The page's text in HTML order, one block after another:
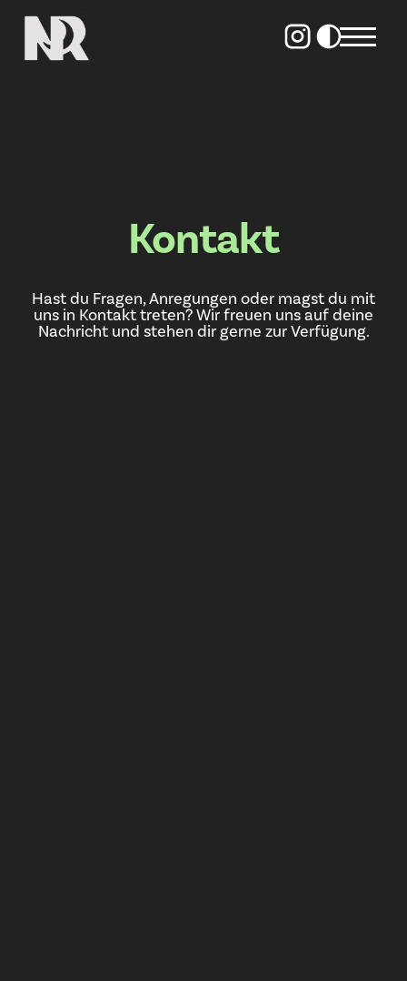
Kontakt
Hast du Fragen, Anregungen oder magst du mit
uns in Kontakt treten? Wir freuen uns auf deine
Nachricht und stehen dir gerne zur Verfügung.